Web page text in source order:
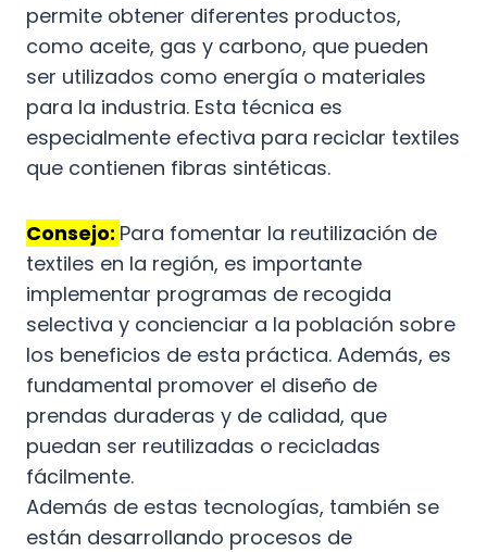
permite obtener diferentes productos,
como aceite, gas y carbono, que pueden
ser utilizados como energía o materiales
para la industria. Esta técnica es
especialmente efectiva para reciclar textiles
que contienen fibras sintéticas.
Consejo: Para fomentar la reutilización de
textiles en la región, es importante
implementar programas de recogida
selectiva y concienciar a la población sobre
los beneficios de esta práctica. Además, es
fundamental promover el diseño de
prendas duraderas y de calidad, que
puedan ser reutilizadas o recicladas
fácilmente.
Además de estas tecnologías, también se
están desarrollando procesos de